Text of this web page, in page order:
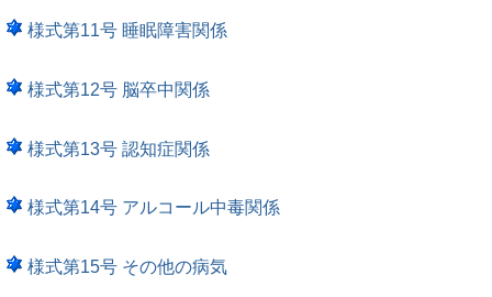
様式第11号 睡眠障害関係
様式第12号 脳卒中関係
様式第13号 認知症関係
様式第14号 アルコール中毒関係
様式第15号 その他の病気